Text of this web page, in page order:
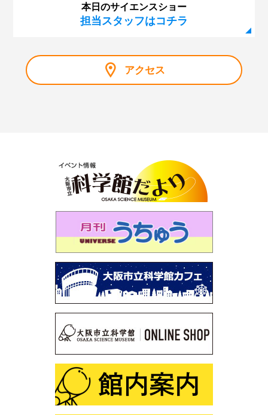
本日のサイエンスショー
担当スタッフはコチラ
アクセス